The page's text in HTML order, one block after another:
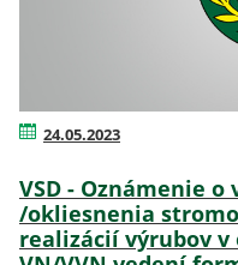
24.05.2023
VSD - Oznámenie
/okliesnenia
realizácií výrubov v